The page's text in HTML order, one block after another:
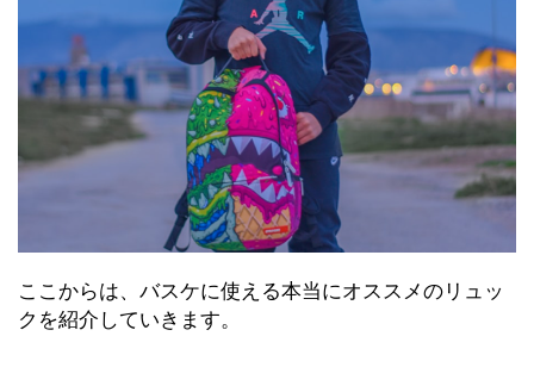
ここからは、バスケに使える本当にオススメのリュッ
クを紹介していきます。